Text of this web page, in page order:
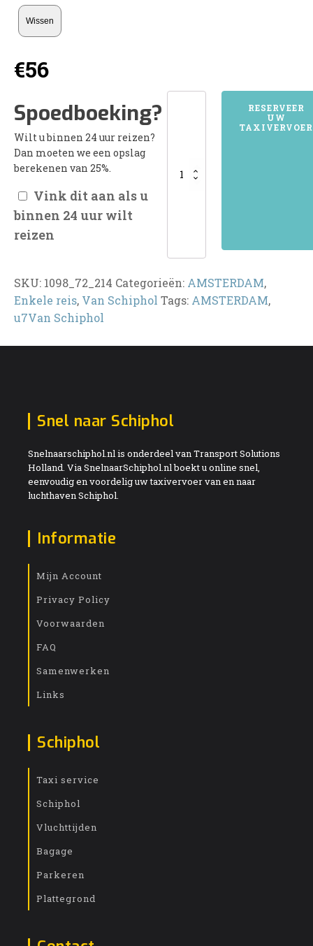
Wissen
€56
Spoedboeking?
Wilt u binnen 24 uur reizen?
Dan moeten we een opslag
berekenen van 25%.
Vink dit aan als u
binnen 24 uur wilt
reizen
1098AMSTERDAM
RESERVEER
UW
TAXIVERVOER
SKU: 1098_72_214 Categorieën: AMSTERDAM,
Enkele reis, Van Schiphol Tags: AMSTERDAM,
u7Van Schiphol
Snel naar Schiphol
Snelnaarschiphol.nl is onderdeel van Transport Solutions
Holland. Via SnelnaarSchiphol.nl boekt u online snel,
eenvoudig en voordelig uw taxivervoer van en naar
luchthaven Schiphol.
Informatie
Mijn Account
Privacy Policy
Voorwaarden
FAQ
Samenwerken
Links
Schiphol
Taxi service
Schiphol
Vluchttijden
Bagage
Parkeren
Plattegrond